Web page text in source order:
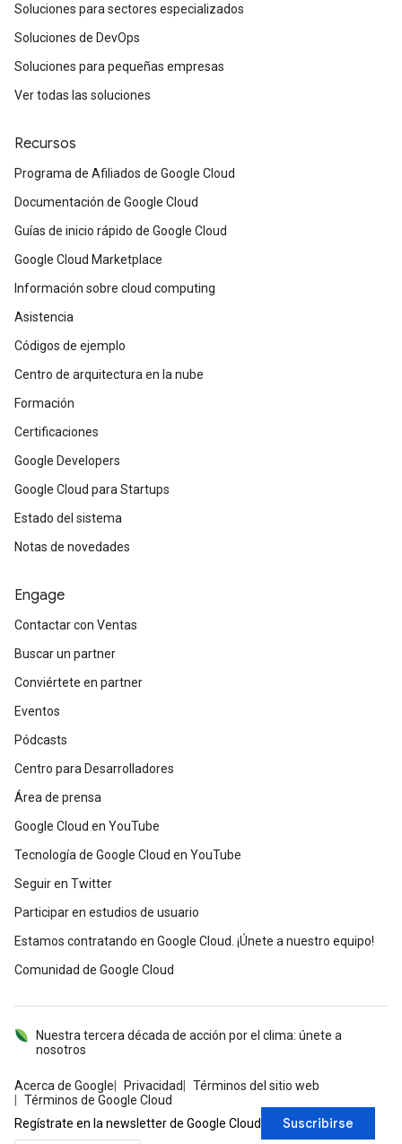
Soluciones para sectores especializados
Soluciones de DevOps
Soluciones para pequeñas empresas
Ver todas las soluciones
Recursos
Programa de Afiliados de Google Cloud
Documentación de Google Cloud
Guías de inicio rápido de Google Cloud
Google Cloud Marketplace
Información sobre cloud computing
Asistencia
Códigos de ejemplo
Centro de arquitectura en la nube
Formación
Certificaciones
Google Developers
Google Cloud para Startups
Estado del sistema
Notas de novedades
Engage
Contactar con Ventas
Buscar un partner
Conviértete en partner
Eventos
Pódcasts
Centro para Desarrolladores
Área de prensa
Google Cloud en YouTube
Tecnología de Google Cloud en YouTube
Seguir en Twitter
Participar en estudios de usuario
Estamos contratando en Google Cloud. ¡Únete a nuestro equipo!
Comunidad de Google Cloud
Acerca de Google Privacidad
Términos del sitio web
Términos de Google Cloud
Nuestra tercera década de acción por el clima: únete a
nosotros
Regístrate en la newsletter de Google Cloud Suscribirse